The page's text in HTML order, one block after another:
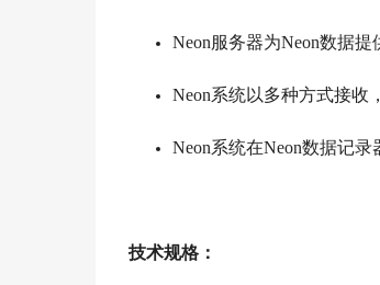
Neon服务器为Neon数据提
Neon系统以多种方式接收
Neon系统在Neon数据记
技术规格：